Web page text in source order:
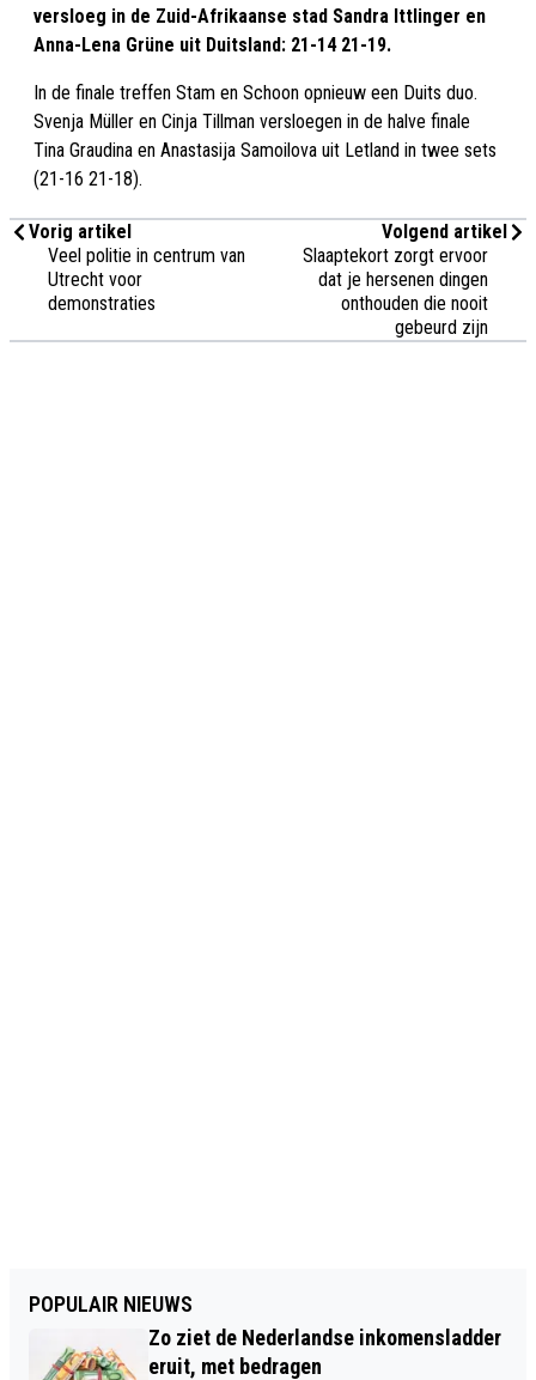
versloeg in de Zuid-Afrikaanse stad Sandra Ittlinger en
Anna-Lena Grüne uit Duitsland: 21-14 21-19.
In de finale treffen Stam en Schoon opnieuw een Duits duo.
Svenja Müller en Cinja Tillman versloegen in de halve finale
Tina Graudina en Anastasija Samoilova uit Letland in twee sets
(21-16 21-18).
Vorig artikel
Veel politie in centrum van
Utrecht voor
demonstraties
Volgend artikel
Slaaptekort zorgt ervoor
dat je hersenen dingen
onthouden die nooit
gebeurd zijn
POPULAIR NIEUWS
Zo ziet de Nederlandse inkomensladder
eruit, met bedragen